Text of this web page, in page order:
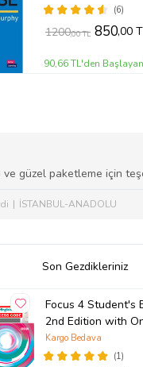
(6)
1200,00 TL 850,00
90,66 TL'den
ve güzel paketleme için
İSTANBUL-ANADOLU
Son Gezdikleriniz
Focus 4 Student's
2nd Edition with
(Online Access
(1)
Kargo Bedava